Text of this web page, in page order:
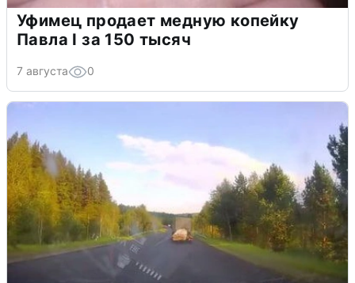
Уфимец продает медную копейку
Павла I за 150 тысяч
7 августа 0